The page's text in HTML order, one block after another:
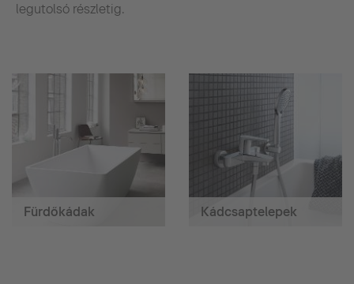
legutolsó részletig.
Fürdőkádak Kádcsaptelepek